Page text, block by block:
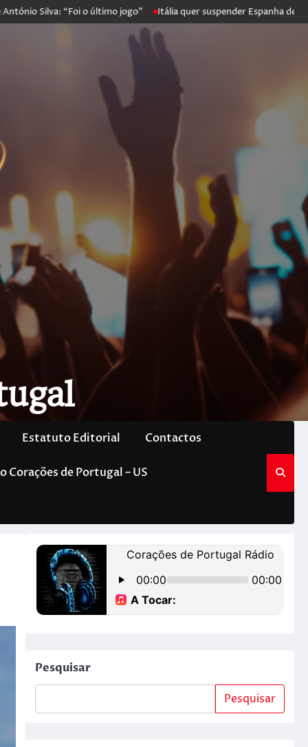
Silva: “Foi o último jogo” Itália quer suspender Espanha de
Estatuto Editorial Contactos
Corações de Portugal – US
Pesquisar
Pesquisar